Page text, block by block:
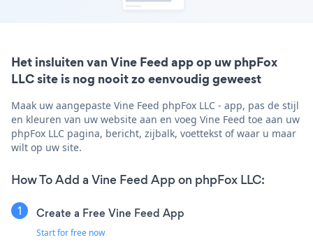
Het insluiten van Vine Feed app op uw phpFox
LLC site is nog nooit zo eenvoudig geweest
Maak uw aangepaste Vine Feed phpFox LLC - app, pas de stijl
en kleuren van uw website aan en voeg Vine Feed toe aan uw
phpFox LLC pagina, bericht, zijbalk, voettekst of waar u maar
wilt op uw site.
How To Add a Vine Feed App on phpFox LLC:
Create a Free Vine Feed App
Start for free now